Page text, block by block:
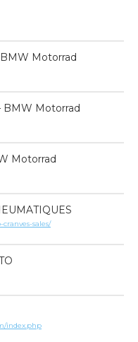
Motorrad
BMW Motorrad
Motorrad
sales/
index.php